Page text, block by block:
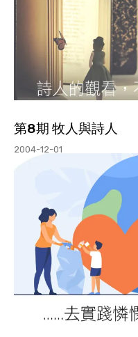
第8期 牧人與詩人
2004-12-01